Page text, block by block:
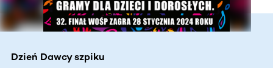
Dzień Dawcy szpiku